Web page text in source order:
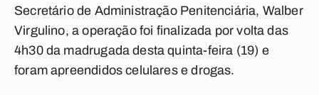
Secretário de Administração Penitenciária, Walber
Virgulino, a operação foi finalizada por volta das
4h30 da madrugada desta quinta-feira (19) e
foram apreendidos celulares e drogas.